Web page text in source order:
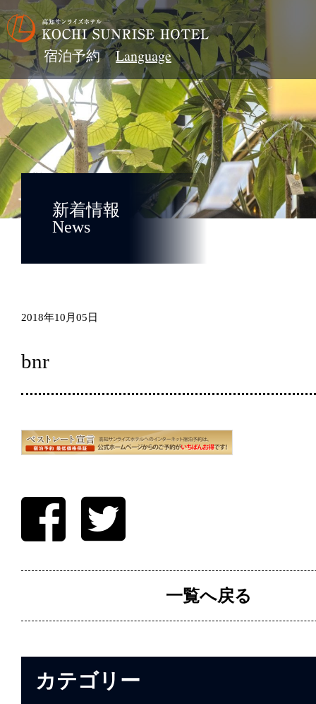
宿泊予約
新着情報
News
2018年10月05日
bnr
一覧へ戻る
カテゴリー